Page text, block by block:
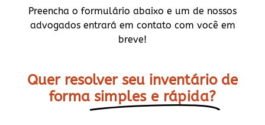
Preencha o formulário abaixo e um de nossos
advogados entrará em contato com você em
breve!
Quer resolver seu inventário de
forma simples e rápida?